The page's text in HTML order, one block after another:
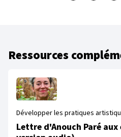
Ressources
Développer les pratiques
Lettre d'Anouch Paré aux